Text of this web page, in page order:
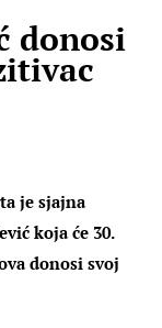
donosi
je sjajna
koja će 30.
donosi svoj